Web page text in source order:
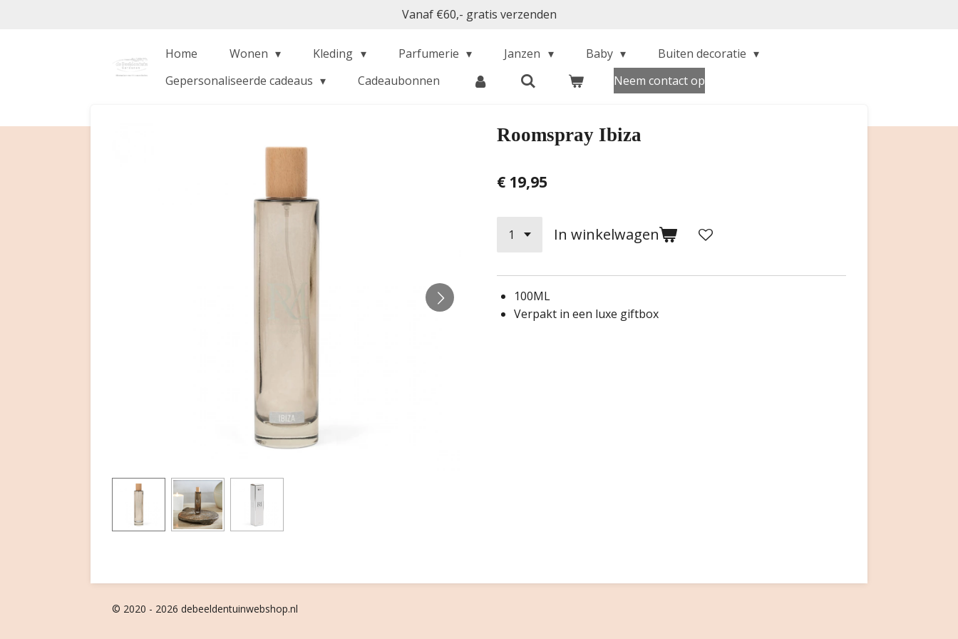
Vanaf €60,- gratis verzenden
Home Wonen Kleding Parfumerie Janzen Baby
Buiten decoratie
Gepersonaliseerde cadeaus
Cadeaubonnen Neem contact op
Roomspray Ibiza
€ 19,95
In winkelwagen
100ML
Verpakt in een luxe giftbox
© 2020 - 2026 debeeldentuinwebshop.nl